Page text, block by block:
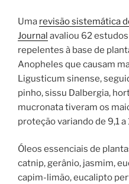
Uma revisão sistemática
Journal avaliou 62
repelentes à base de
Anopheles que causam
Ligusticum sinense,
pinho, sissu Dalbergia,
mucronata tiveram os
proteção variando de 9,1 a
Óleos essenciais de
catnip, gerânio, jasmim,
capim-limão, eucalipto